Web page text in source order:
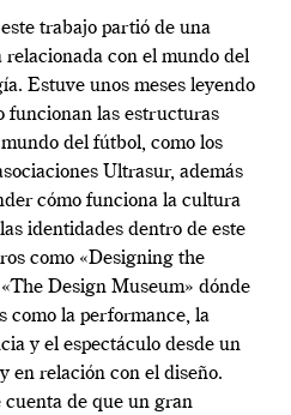
trabajo partió de una
con el mundo del
Estuve unos meses leyendo
funcionan las estructuras
del fútbol, como los
Ultrasur, además
cómo funciona la cultura
identidades dentro de este
como «Designing the
Design Museum» dónde
como la performance, la
y el espectáculo desde un
en relación con el diseño.
cuenta de que un gran